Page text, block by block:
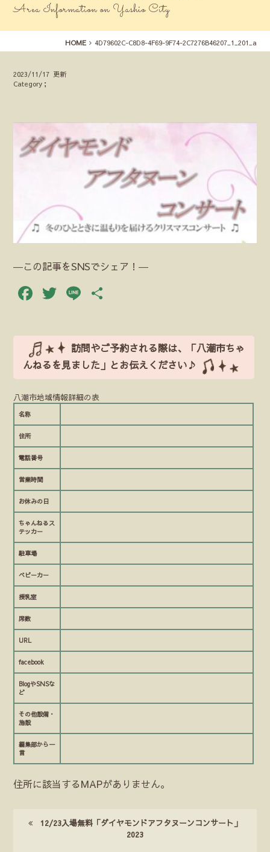
Area Information on Yashio City
HOME 4D79602C-C8D8-4F69-9F74-2C7276B46207_1_201_a
2023/11/17 更新
Category；
―この記事をSNSでシェア！―
Facebook
Twitter
Line
訪問やご予約される際は、「八潮市ちゃ
んねるを見ました」とお伝えください♪
八潮市地域情報詳細の表
名称
住所
電話番号
営業時間
お休みの日
ちゃんねるス
テッカー
駐車場
ベビーカー
授乳室
席数
URL
facebook
BlogやSNSな
ど
その他設備・
施設
編集部から一
言
住所に該当するMAPがありません。
12/23入場無料「ダイヤモンドアフタヌーンコンサート」
2023